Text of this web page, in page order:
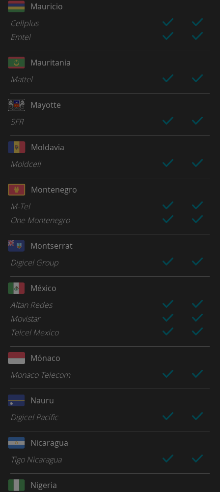
Mauricio
Cellplus
Emtel
Mauritania
Mattel
Mayotte
SFR
Moldavia
Moldcell
Montenegro
M-Tel
One Montenegro
Montserrat
Digicel Group
México
Altan Redes
Movistar
Telcel Mexico
Mónaco
Monaco Telecom
Nauru
Digicel Pacific
Nicaragua
Tigo Nicaragua
Nigeria